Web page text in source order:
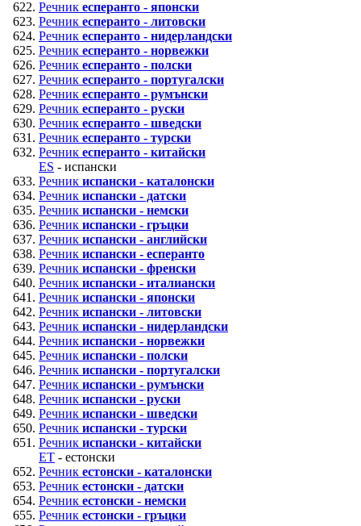
Речник есперанто - японски
Речник есперанто - литовски
Речник есперанто - нидерландски
Речник есперанто - норвежки
Речник есперанто - полски
Речник есперанто - португалски
Речник есперанто - румънски
Речник есперанто - руски
Речник есперанто - шведски
Речник есперанто - турски
Речник есперанто - китайски
ES - испански
Речник испански - каталонски
Речник испански - датски
Речник испански - немски
Речник испански - гръцки
Речник испански - английски
Речник испански - есперанто
Речник испански - френски
Речник испански - италиански
Речник испански - японски
Речник испански - литовски
Речник испански - нидерландски
Речник испански - норвежки
Речник испански - полски
Речник испански - португалски
Речник испански - румънски
Речник испански - руски
Речник испански - шведски
Речник испански - турски
Речник испански - китайски
ET - естонски
Речник естонски - каталонски
Речник естонски - датски
Речник естонски - немски
Речник естонски - гръцки